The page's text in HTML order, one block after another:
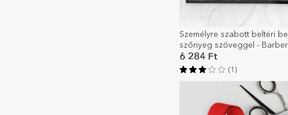
Személyre szabott beltéri
szőnyeg szöveggel -
6 284 Ft
(1)